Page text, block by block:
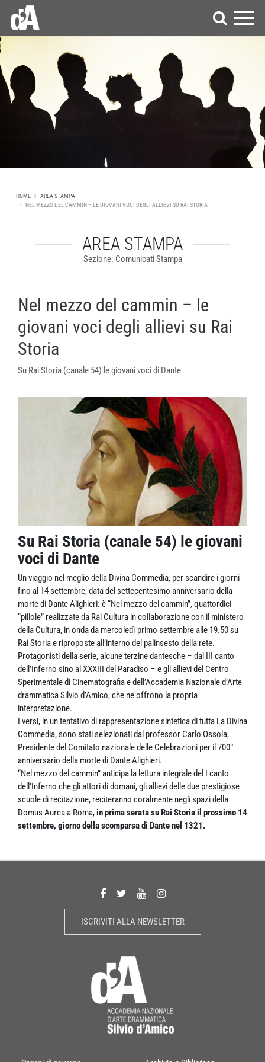
HOME
AREA STAMPA
NEL MEZZO DEL CAMMIN – LE GIOVANI VOCI DEGLI ALLIEVI SU RAI STORIA
AREA STAMPA
Sezione: Comunicati Stampa
Nel mezzo del cammin – le
giovani voci degli allievi su Rai
Storia
Su Rai Storia (canale 54) le giovani voci di Dante
Su Rai Storia (canale 54) le giovani
voci di Dante
Un viaggio nel meglio della Divina Commedia, per scandire i giorni
fino al 14 settembre, data del settecentesimo anniversario della
morte di Dante Alighieri: è “Nel mezzo del cammin”, quattordici
“pillole” realizzate da Rai Cultura in collaborazione con il ministero
della Cultura, in onda da mercoledì primo settembre alle 19.50 su
Rai Storia e riproposte all’interno del palinsesto della rete.
Protagonisti della serie, alcune terzine dantesche – dal III canto
dell’Inferno sino al XXXIII del Paradiso – e gli allievi del Centro
Sperimentale di Cinematografia e dell’Accademia Nazionale d’Arte
drammatica Silvio d’Amico, che ne offrono la propria
interpretazione.
I versi, in un tentativo di rappresentazione sintetica di tutta La Divina
Commedia, sono stati selezionati dal professor Carlo Ossola,
Presidente del Comitato nazionale delle Celebrazioni per il 700°
anniversario della morte di Dante Alighieri.
“Nel mezzo del cammin” anticipa la lettura integrale del I canto
dell’Inferno che gli attori di domani, gli allievi delle due prestigiose
scuole di recitazione, reciteranno coralmente negli spazi della
Domus Aurea a Roma,in prima serata su Rai Storia il prossimo 14
settembre, giorno della scomparsa di Dante nel 1321.
ISCRIVITI ALLA NEWSLETTER